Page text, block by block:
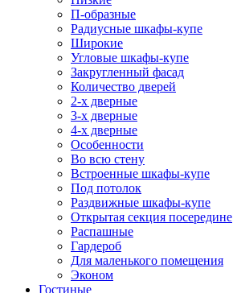
П-образные
Радиусные шкафы-купе
Широкие
Угловые шкафы-купе
Закругленный фасад
Количество дверей
2-х дверные
3-х дверные
4-х дверные
Особенности
Во всю стену
Встроенные шкафы-купе
Под потолок
Раздвижные шкафы-купе
Открытая секция посередине
Распашные
Гардероб
Для маленького помещения
Эконом
Гостиные